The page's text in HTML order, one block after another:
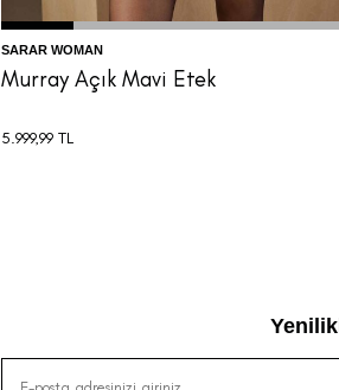
SARAR WOMAN
Murray Açık Mavi Etek
5.999,99 TL